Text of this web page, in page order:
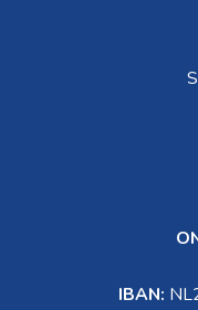
IBAN: